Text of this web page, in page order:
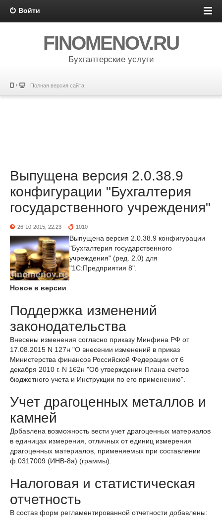
Войти
FINOMENOV.RU
Бухгалтерские услуги
Полная версия сайта
Выпущена версия 2.0.38.9
конфигурации "Бухгалтерия
государственного учреждения"
26-10-2015, 22:23 1010
Выпущена версия 2.0.38.9 конфигурации
"Бухгалтерия государственного
учреждения" (ред. 2.0) для
"1С:Предприятия 8".
Новое в версии
Поддержка изменений
законодательства
Внесены изменения согласно приказу Минфина РФ от
17.08.2015 N 127н "О внесении изменений в приказ
Министерства финансов Российской Федерации от 6
декабря 2010 г. N 162н "Об утверждении Плана счетов
бюджетного учета и Инструкции по его применению".
Учет драгоценных металлов и
камней
Добавлена возможность вести учет драгоценных материалов
в единицах измерения, отличных от единиц измерения
драгоценных материалов, применяемых при составлении
ф.0317009 (ИНВ-8а) (граммы).
Налоговая и статистическая
отчетность
В состав форм регламентированной отчетности добавлены: